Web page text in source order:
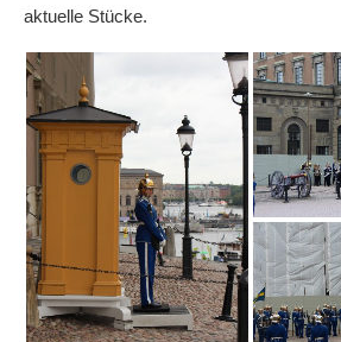
aktuelle Stücke.